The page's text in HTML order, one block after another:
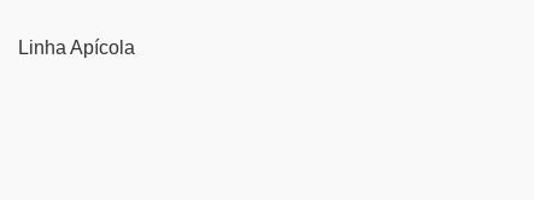
Linha Apícola